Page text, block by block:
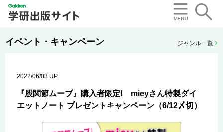
イベント・キャンペーン ジャンル一覧
2022/06/03 UP
『股関節ムーブ』購入者限定! mieyさん特製ダイ
エットノート プレゼントキャンペーン（6/12〆切）